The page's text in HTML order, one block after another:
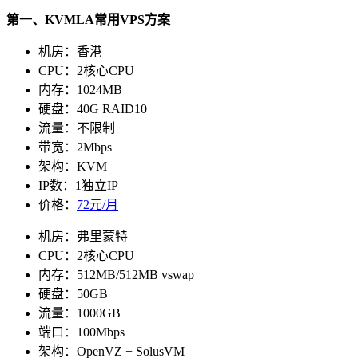
第一、KVMLA常用VPS方案
机房：香港
CPU：2核心CPU
内存：1024MB
硬盘：40G RAID10
流量：不限制
带宽：2Mbps
架构：KVM
IP数：1独立IP
价格： 72元/月
机房：弗里蒙特
CPU：2核心CPU
内存：512MB/512MB vswap
硬盘：50GB
流量：1000GB
端口：100Mbps
架构：OpenVZ + SolusVM